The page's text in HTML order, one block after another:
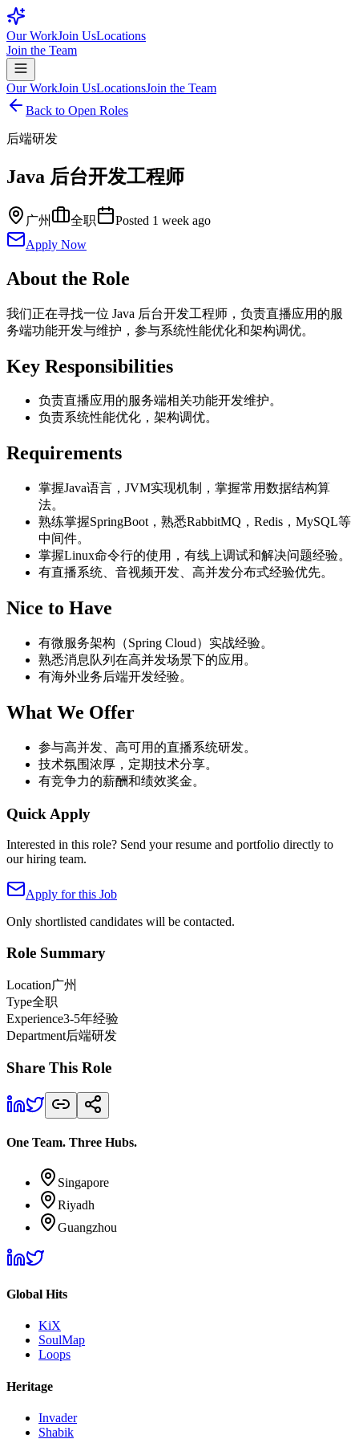
Our WorkJoin UsLocations
Join the Team
Our WorkJoin UsLocationsJoin the Team
Back to Open Roles
后端研发
Java 后台开发工程师
广州 全职 Posted 1 week ago
Apply Now
About the Role
我们正在寻找一位 Java 后台开发工程师，负责直播应用的服
务端功能开发与维护，参与系统性能优化和架构调优。
Key Responsibilities
负责直播应用的服务端相关功能开发维护。
负责系统性能优化，架构调优。
Requirements
掌握Java语言，JVM实现机制，掌握常用数据结构算
法。
熟练掌握SpringBoot，熟悉RabbitMQ，Redis，MySQL等
中间件。
掌握Linux命令行的使用，有线上调试和解决问题经验。
有直播系统、音视频开发、高并发分布式经验优先。
Nice to Have
有微服务架构（Spring Cloud）实战经验。
熟悉消息队列在高并发场景下的应用。
有海外业务后端开发经验。
What We Offer
参与高并发、高可用的直播系统研发。
技术氛围浓厚，定期技术分享。
有竞争力的薪酬和绩效奖金。
Quick Apply
Interested in this role? Send your resume and portfolio directly to
our hiring team.
Apply for this Job
Only shortlisted candidates will be contacted.
Role Summary
Location广州
Type全职
Experience3-5年经验
Department后端研发
Share This Role
One Team. Three Hubs.
Singapore
Riyadh
Guangzhou
Global Hits
KiX
SoulMap
Loops
Heritage
Invader
Shabik